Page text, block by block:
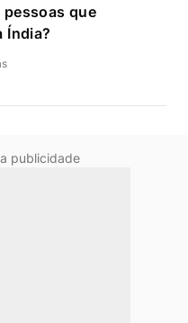
pessoas que
Índia?
publicidade